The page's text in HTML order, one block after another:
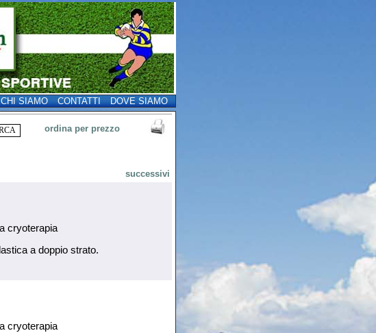
SIAMO CONTATTI DOVE SIAMO
ordina per prezzo
successivi
cryoterapia
a doppio strato.
cryoterapia